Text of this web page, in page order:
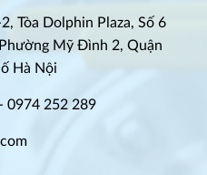
Tòa Dolphin Plaza, Số 6
Mỹ Đình 2, Quận
Hà Nội
0974 252 289